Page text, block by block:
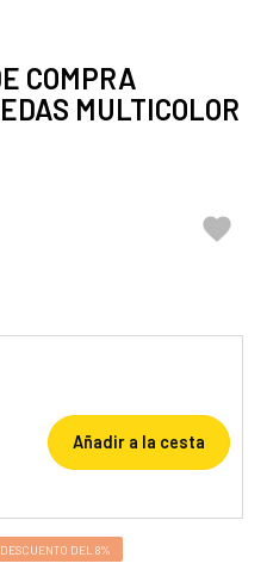
COMPRA
MULTICOLOR

Añadir a la cesta
DESCUENTO DEL 8%